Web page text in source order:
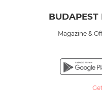
BUDAPEST
Magazine &